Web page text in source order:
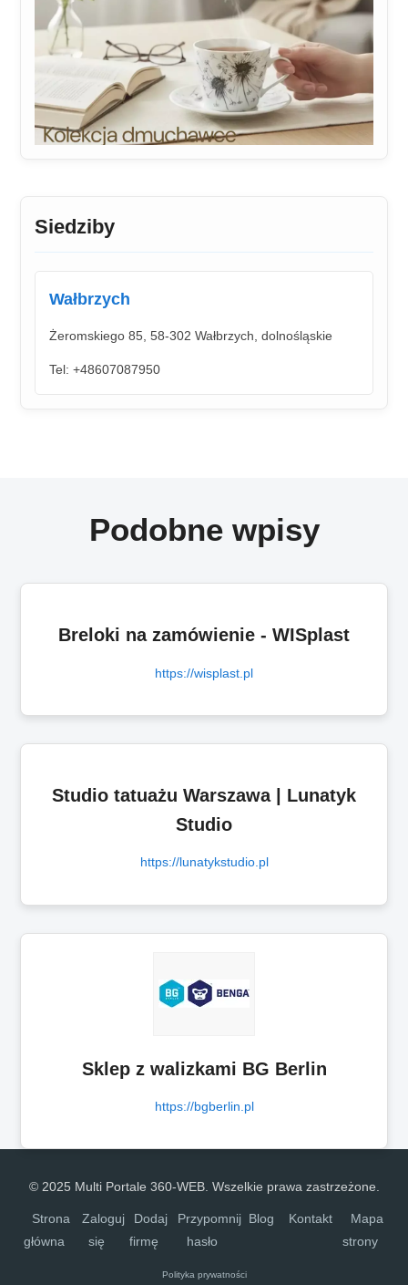
Siedziby
Wałbrzych
Żeromskiego 85, 58-302 Wałbrzych, dolnośląskie
Tel: +48607087950
Podobne wpisy
Breloki na zamówienie - WISplast
https://wisplast.pl
Studio tatuażu Warszawa | Lunatyk
Studio
https://lunatykstudio.pl
Sklep z walizkami BG Berlin
https://bgberlin.pl
© 2025 Multi Portale 360-WEB. Wszelkie prawa zastrzeżone.
Strona
główna
Zaloguj
się
Dodaj
firmę
Przypomnij
hasło
Blog Kontakt
Mapa
strony
Polityka prywatności